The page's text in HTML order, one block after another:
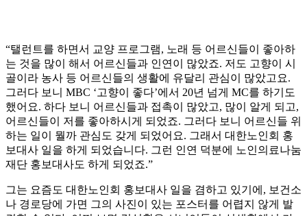
“탤런트를 하면서 교양 프로그램, 노래 등 어르신들이 좋아하
는 것을 많이 해서 어르신들과 인연이 많았죠. 저도 고향이 시
골이라 농사 등 어르신들의 생활에 유달리 관심이 많았고요.
그러다 보니 MBC ‘고향이 좋다’에서 20년 넘게 MC를 하기도
했어요. 하다 보니 어르신들과 접촉이 많았고, 많이 알게 되고,
어르신들이 저를 좋아하시게 되었죠. 그러다 보니 어르신들 위
하는 일이 뭘까 관심도 갖게 되었어요. 그래서 대한노인회 홍
보대사 일을 하게 되었습니다. 그런 인연 덕분에 노인의료나눔
재단 홍보대사도 하게 되었죠.”
그는 요즘도 대한노인회 홍보대사 일을 겸하고 있기에, 보건소
나 경로당에 가면 그의 사진이 있는 포스터를 어렵지 않게 발